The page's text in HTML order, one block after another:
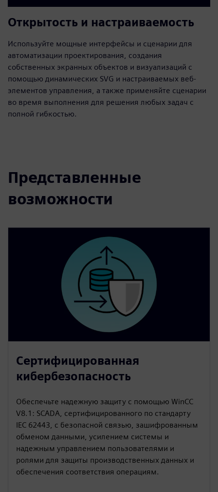
Открытость и настраиваемость
Используйте мощные интерфейсы и сценарии для
автоматизации проектирования, создания
собственных экранных объектов и визуализаций с
помощью динамических SVG и настраиваемых веб-
элементов управления, а также применяйте сценарии
во время выполнения для решения любых задач с
полной гибкостью.
Представленные
возможности
Сертифицированная
кибербезопасность
Обеспечьте надежную защиту с помощью WinCC
V8.1: SCADA, сертифицированного по стандарту
IEC 62443, с безопасной связью, зашифрованным
обменом данными, усилением системы и
надежным управлением пользователями и
ролями для защиты производственных данных и
обеспечения соответствия операциям.